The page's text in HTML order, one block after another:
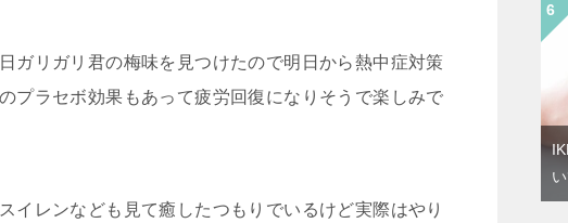
ガリガリ君の梅味を見つけたので明日から熱中症対策
プラセボ効果もあって疲労回復になりそうで楽しみで
イレンなども見て癒したつもりでいるけど実際はやり